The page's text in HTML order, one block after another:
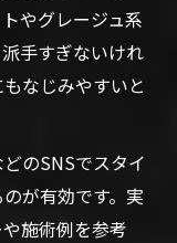
やグレージュ系
手すぎないけれ
なじみやすいと
のSNSでスタイ
が有効です。実
施術例を参考